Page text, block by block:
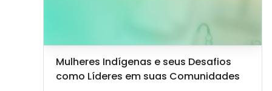
Imagem do curso
Nome do curso
Mulheres Indígenas e seus Desafios
como Líderes em suas Comunidades